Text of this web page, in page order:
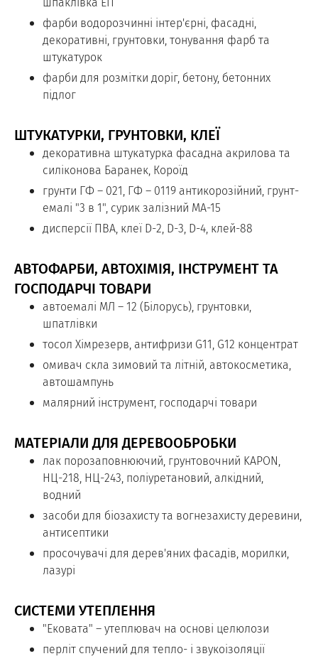
фарби водорозчинні інтер'єрні, фасадні,
декоративні, грунтовки, тонування фарб та
штукатурок
фарби для розмітки доріг, бетону, бетонних
підлог
ШТУКАТУРКИ, ГРУНТОВКИ, КЛЕЇ
декоративна штукатурка фасадна акрилова та
силіконова Баранек, Короїд
грунти ГФ – 021, ГФ – 0119 антикорозійний, грунт-
емалі "3 в 1", сурик залізний МА-15
дисперсії ПВА, клеї D-2, D-3, D-4, клей-88
АВТОФАРБИ, АВТОХІМІЯ, ІНСТРУМЕНТ ТА
ГОСПОДАРЧІ ТОВАРИ
автоемалі МЛ – 12 (Білорусь), грунтовки,
шпатлівки
тосол Хімрезерв, антифризи G11, G12 концентрат
омивач скла зимовий та літній, автокосметика,
автошампунь
малярний інструмент, господарчі товари
МАТЕРІАЛИ ДЛЯ ДЕРЕВООБРОБКИ
лак порозаповнюючий, грунтовочний KAPON,
НЦ-218, НЦ-243, поліуретановий, алкідний,
водний
засоби для біозахисту та вогнезахисту деревини,
антисептики
просочувачі для дерев'яних фасадів, морилки,
лазурі
СИСТЕМИ УТЕПЛЕННЯ
"Ековата" – утеплювач на основі целюлози
перліт спучений для тепло- і звукоізоляції